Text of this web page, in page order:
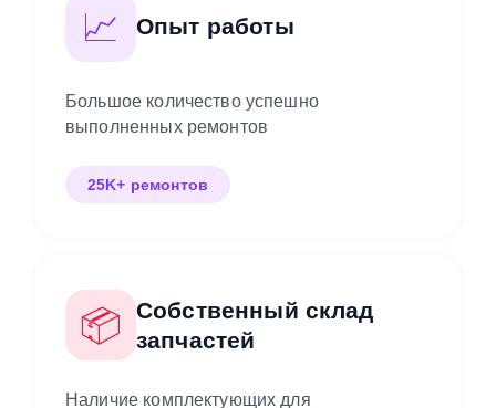
📈 Опыт работы
Большое количество успешно
выполненных ремонтов
25K+ ремонтов
📦
Собственный склад
запчастей
Наличие комплектующих для